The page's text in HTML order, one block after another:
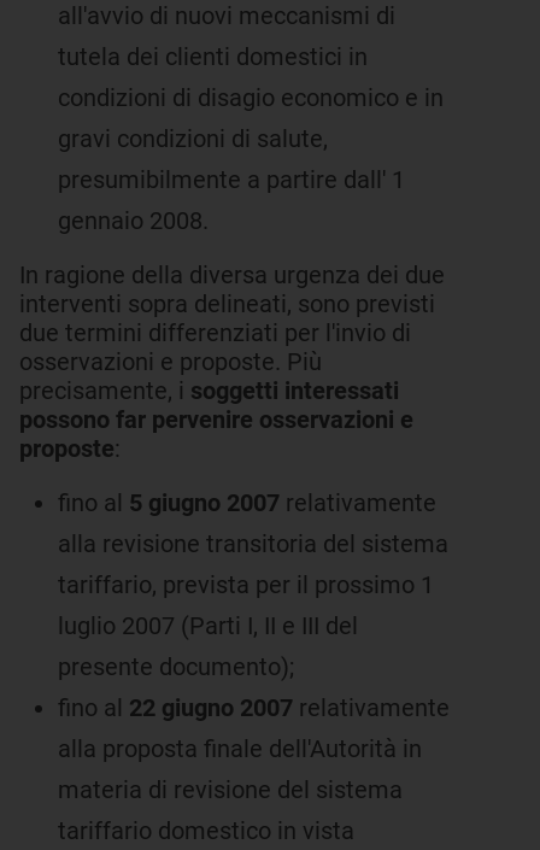
all'avvio di nuovi meccanismi di
tutela dei clienti domestici in
condizioni di disagio economico e in
gravi condizioni di salute,
presumibilmente a partire dall' 1
gennaio 2008.
In ragione della diversa urgenza dei due
interventi sopra delineati, sono previsti
due termini differenziati per l'invio di
osservazioni e proposte. Più
precisamente, i soggetti interessati
possono far pervenire osservazioni e
proposte:
fino al 5 giugno 2007 relativamente
alla revisione transitoria del sistema
tariffario, prevista per il prossimo 1
luglio 2007 (Parti I, II e III del
presente documento);
fino al 22 giugno 2007 relativamente
alla proposta finale dell'Autorità in
materia di revisione del sistema
tariffario domestico in vista